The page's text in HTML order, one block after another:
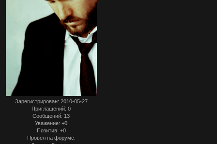
Зарегистрирован: 2010-05-27
Приглашений: 0
Сообщений: 13
Уважение: +0
Позитив: +0
Провел на форуме: